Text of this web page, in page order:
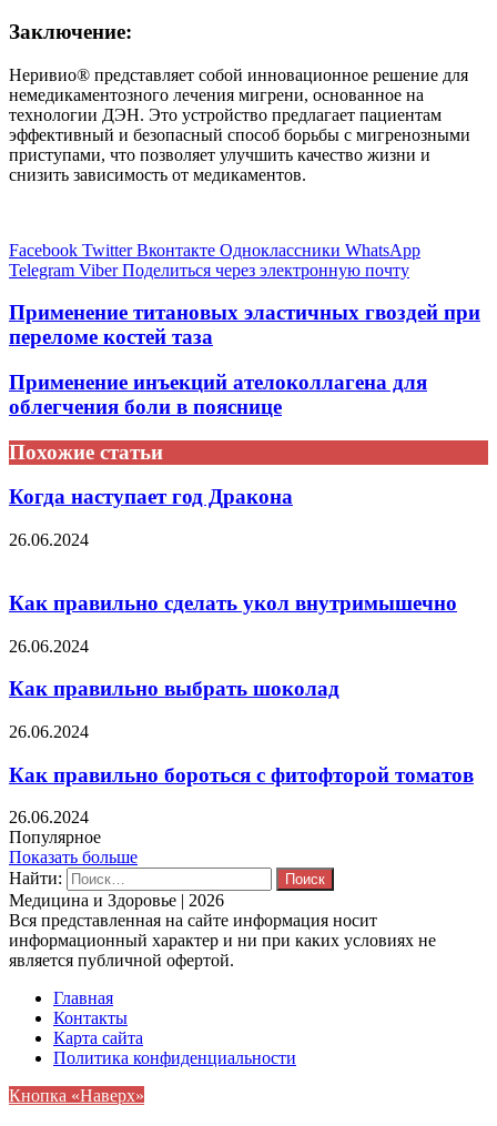
Заключение:
Неривио® представляет собой инновационное решение для
немедикаментозного лечения мигрени, основанное на
технологии ДЭН. Это устройство предлагает пациентам
эффективный и безопасный способ борьбы с мигренозными
приступами, что позволяет улучшить качество жизни и
снизить зависимость от медикаментов.
Facebook Twitter Вконтакте Одноклассники WhatsApp
Telegram Viber Поделиться через электронную почту
Применение титановых эластичных гвоздей при
переломе костей таза
Применение инъекций ателоколлагена для
облегчения боли в пояснице
Похожие статьи
Когда наступает год Дракона
26.06.2024
Как правильно сделать укол внутримышечно
26.06.2024
Как правильно выбрать шоколад
26.06.2024
Как правильно бороться с фитофторой томатов
26.06.2024
Популярное
Показать больше
Найти:
Медицина и Здоровье | 2026
Вся представленная на сайте информация носит
информационный характер и ни при каких условиях не
является публичной офертой.
Главная
Контакты
Карта сайта
Политика конфиденциальности
Кнопка «Наверх»